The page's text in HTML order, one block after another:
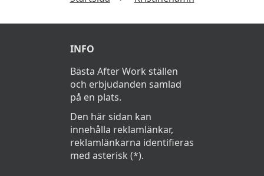
Eldost
289Kr
Lax & Räkspett
Välj tillbehör mellan Pommes Frites,
Klyftpotatis, Grönsallad eller Baconlindad
sparris. Serveras med bearnaise, srirchakräm
och parmesanmajonäs
Vanliga frågor
Vad kostar en afterwork i
Kristinehamn?
En afterwork kostar cirka 85Kr i Kristinehamn.
Startsida > Kristinehamn